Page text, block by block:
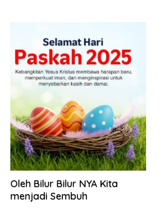
Oleh Bilur Bilur NYA Kita
menjadi Sembuh